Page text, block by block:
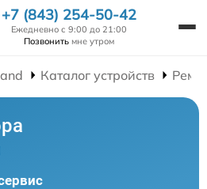
+7 (843) 254-50-42
Ежедневно с 9:00 до 21:00
Позвонить мне утром
Каталог устройств